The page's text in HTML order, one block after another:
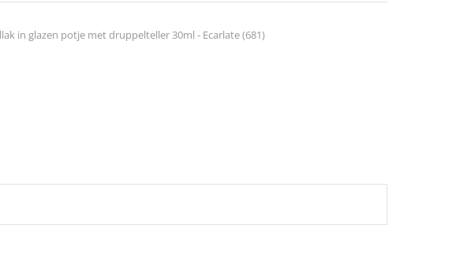
in glazen potje met druppelteller 30ml - Ecarlate (681)